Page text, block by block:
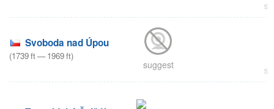
Svoboda nad Úpou
(1739ft—1969ft)
suggest